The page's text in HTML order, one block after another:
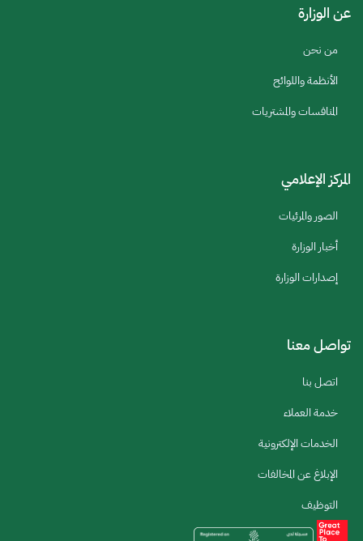
عن الوزارة
من نحن
الأنظمة واللوائح
المنافسات والمشتريات
المركز الإعلامي
الصور والمرئيات
أخبار الوزارة
إصدارات الوزارة
تواصل معنا
اتصل بنا
خدمة العملاء
الخدمات الإلكترونية
الإبلاغ عن المخالفات
التوظيف